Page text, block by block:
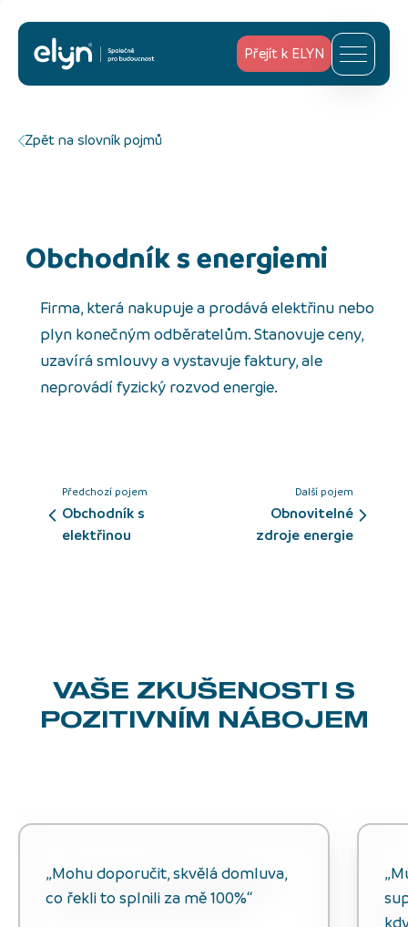
Přejít k ELYN
Zpět na slovník pojmů
Obchodník s energiemi
Firma, která nakupuje a prodává elektřinu nebo
plyn konečným odběratelům. Stanovuje ceny,
uzavírá smlouvy a vystavuje faktury, ale
neprovádí fyzický rozvod energie.
Předchozí pojem
obchodník s
elektřinou
Další pojem
obnovitelné
zdroje energie
VAŠE ZKUŠENOSTI S
POZITIVNÍM NÁBOJEM
„Mohu doporučit, skvělá domluva,
co řekli to splnili za mě 100%“